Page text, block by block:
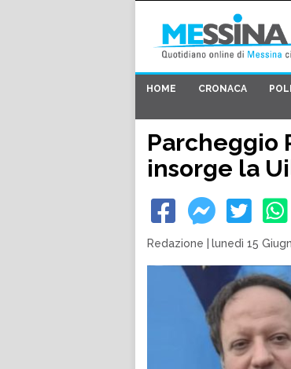
HOME CRONACA
Parcheggio
insorge la
Redazione lunedì 15